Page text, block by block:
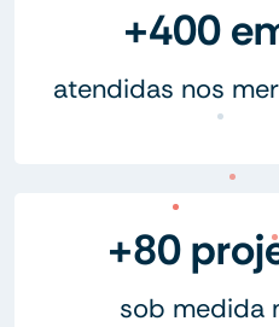
+400
atendidas nos
+80
sob medida